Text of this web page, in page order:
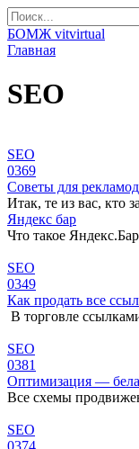
Перейти
к
контенту
Search
for:
БОМЖ vitvirtual
Главная
SEO
SEO
0369
Советы для
Итак, те из вас, кто
Яндекс бар
Что такое
SEO
0349
Как продать все
В торговле
SEO
0381
Оптимизация —
Все схемы
SEO
0374